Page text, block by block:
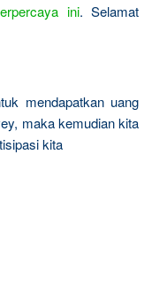
ini. Selamat
mendapatkan uang
maka kemudian kita
kita